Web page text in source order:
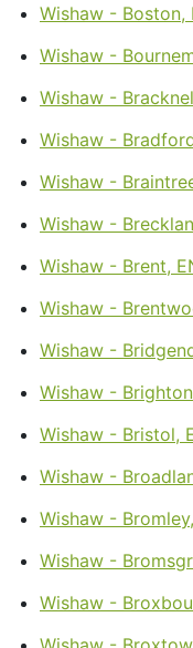
Wishaw - Boston,
Wishaw -
Wishaw -
Wishaw -
Wishaw -
Wishaw -
Wishaw - Brent,
Wishaw -
Wishaw -
Wishaw -
Wishaw - Bristol,
Wishaw -
Wishaw -
Wishaw -
Wishaw -